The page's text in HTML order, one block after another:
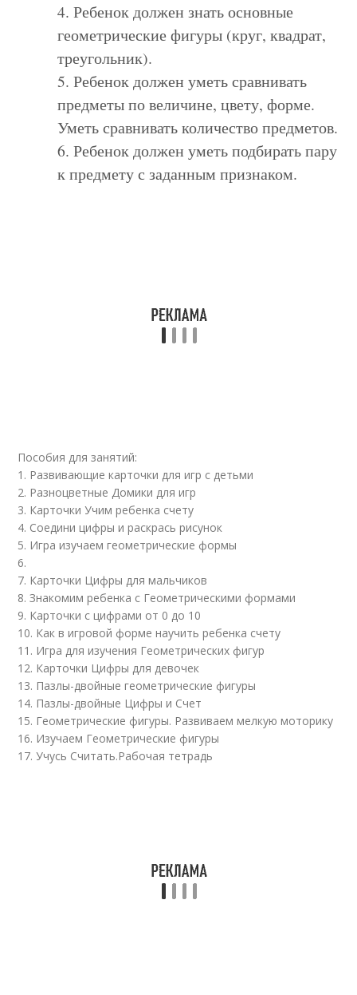
4. Ребенок должен знать основные
геометрические фигуры (круг, квадрат,
треугольник).
5. Ребенок должен уметь сравнивать
предметы по величине, цвету, форме.
Уметь сравнивать количество предметов.
6. Ребенок должен уметь подбирать пару
к предмету с заданным признаком.
Пособия для занятий:
1. Развивающие карточки для игр с детьми
2. Разноцветные Домики для игр
3. Карточки Учим ребенка счету
4. Соедини цифры и раскрась рисунок
5. Игра изучаем геометрические формы
6.
7. Карточки Цифры для мальчиков
8. Знакомим ребенка с Геометрическими формами
9. Карточки с цифрами от 0 до 10
10. Как в игровой форме научить ребенка счету
11. Игра для изучения Геометрических фигур
12. Карточки Цифры для девочек
13. Пазлы-двойные геометрические фигуры
14. Пазлы-двойные Цифры и Счет
15. Геометрические фигуры. Развиваем мелкую моторику
16. Изучаем Геометрические фигуры
17. Учусь Считать.Рабочая тетрадь